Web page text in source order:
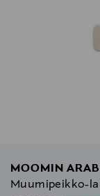
MOOMIN
Muumipeikko-